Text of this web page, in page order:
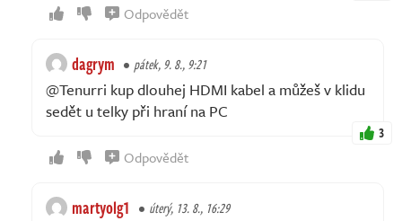
Odpovědět
dagrym pátek, 9. 8., 9:21
@Tenurri kup dlouhej HDMI kabel a můžeš v klidu
sedět u telky při hraní na PC
3
Odpovědět
martyolg1 úterý, 13. 8., 16:29